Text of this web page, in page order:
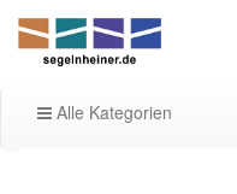
Alle Kategorien